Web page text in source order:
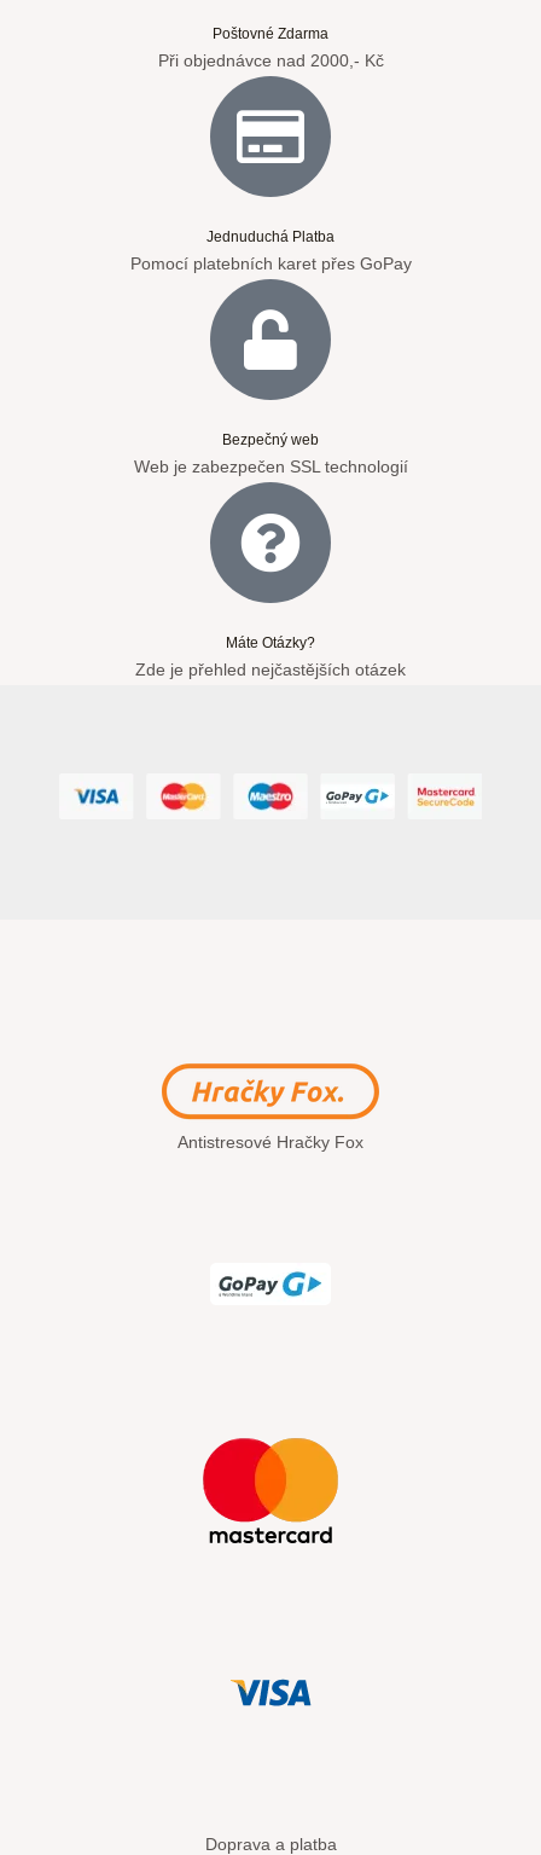
Poštovné Zdarma
Při objednávce nad 2000,- Kč
Jednuduchá Platba
Pomocí platebních karet přes GoPay
Bezpečný web
Web je zabezpečen SSL technologií
Máte Otázky?
Zde je přehled nejčastějších otázek
Antistresové Hračky Fox
Doprava a platba